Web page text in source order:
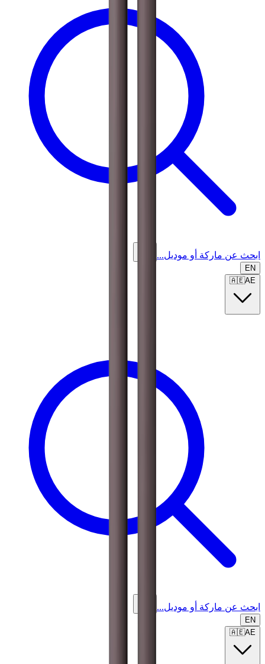
ابحث عن ماركة أو موديل...
EN
🇦🇪AE
ابحث عن ماركة أو موديل...
EN
🇦🇪AE